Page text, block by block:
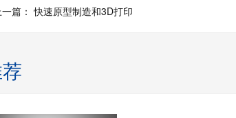
篇： 快速原型制造和3D打印